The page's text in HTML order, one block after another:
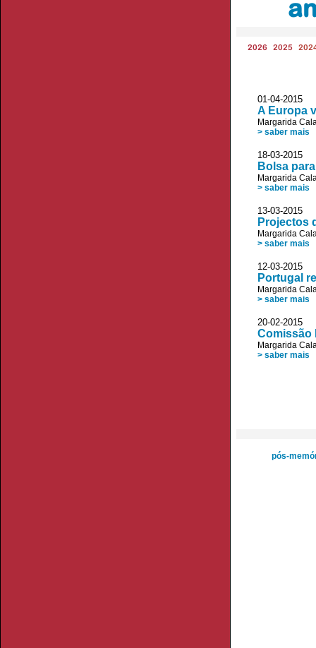
2026 2025
01-04-2015
A Europa
Margarida
> saber mais
18-03-2015
Bolsa
Margarida
> saber mais
13-03-2015
Projectos
Margarida
> saber mais
12-03-
Portugal
Margarida
> saber mais
20-02-2015
Comissão
Margarida
> saber mais
pós-